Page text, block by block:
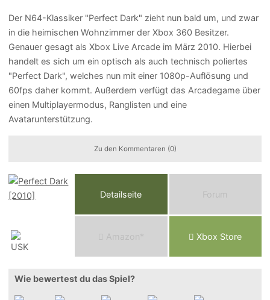
Der N64-Klassiker "Perfect Dark" zieht nun bald um, und zwar
in die heimischen Wohnzimmer der Xbox 360 Besitzer.
Genauer gesagt als Xbox Live Arcade im März 2010. Hierbei
handelt es sich um ein optisch als auch technisch poliertes
"Perfect Dark", welches nun mit einer 1080p-Auflösung und
60fps daher kommt. Außerdem verfügt das Arcadegame über
einen Multiplayermodus, Ranglisten und eine
Avatarunterstützung.
Zu den Kommentaren (0)
Detailseite Forum
Ama o n* Xbox Store
Wie bewertest du das Spiel?